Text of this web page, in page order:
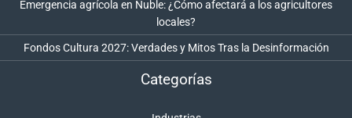
Emergencia agrícola en Ñuble: ¿Cómo afectará a los agricultores
locales?
Fondos Cultura 2027: Verdades y Mitos Tras la Desinformación
Categorías